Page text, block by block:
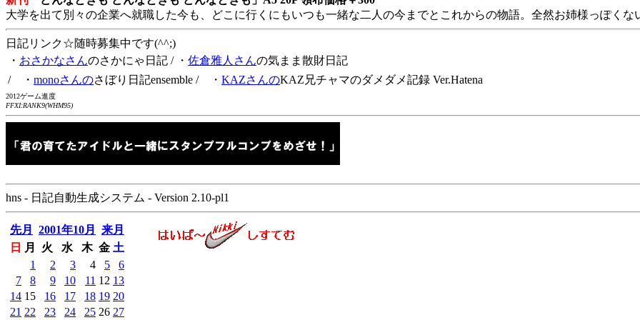
大学を出て別々の企業へ就職した今も、どこに行くにもいつも一緒な二人の今までとこれからの物語。全然お姉様っぽくな
日記リンク☆随時募集中です(^^;)
・ おさかなさんのさかにゃ日記 / ・ 佐倉雅人さんの気まま散財日記
/ ・ monoさんのさぼり日記ensemble / ・ KAZさんのKAZ兄チャマのダメダメ記録 Ver.Hatena
2012ゲーム進度
FFXI:RANK9(WHM95)
hns - 日記自動生成システム - Version 2.10-pl1
先月 2001年10月
来月
日
月 火 水 木 金 土
1
2 3 4 5
6
7
8 9 10 11 12 13
14 15 16 17 18 19 20
21 22 23 24 25 26 27